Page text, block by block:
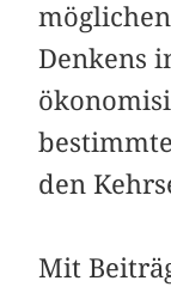
Denkens
den
Mit